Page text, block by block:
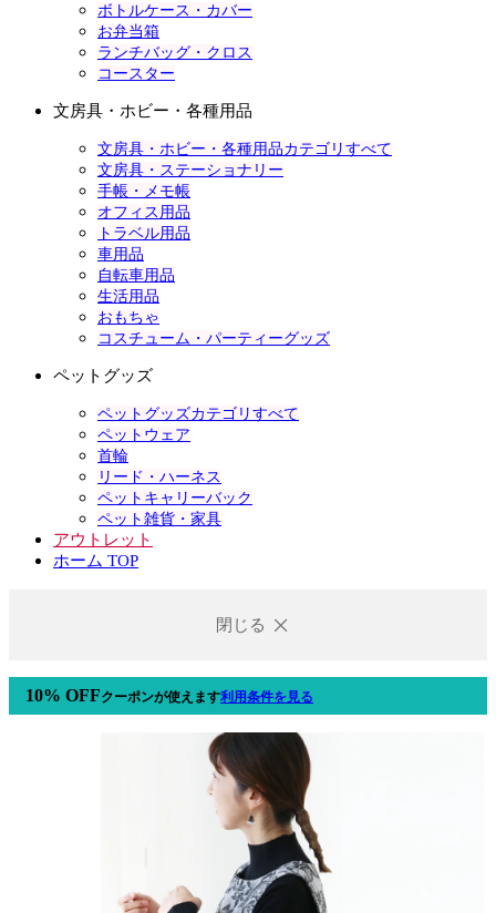
ボトルケース・カバー
お弁当箱
ランチバッグ・クロス
コースター
文房具・ホビー・各種用品
文房具・ホビー・各種用品カテゴリすべて
文房具・ステーショナリー
手帳・メモ帳
オフィス用品
トラベル用品
車用品
自転車用品
生活用品
おもちゃ
コスチューム・パーティーグッズ
ペットグッズ
ペットグッズカテゴリすべて
ペットウェア
首輪
リード・ハーネス
ペットキャリーバック
ペット雑貨・家具
アウトレット
ホーム TOP
閉じる
10% OFFクーポンが使えます利用条件を見る